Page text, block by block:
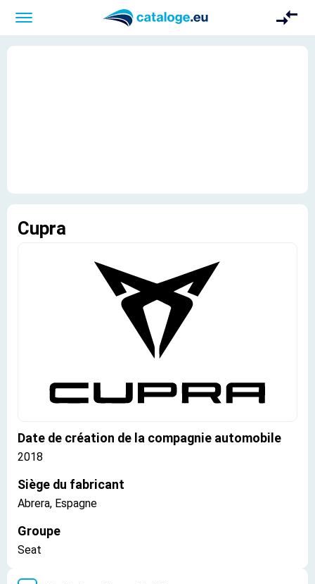
Cupra
Date de création de la compagnie automobile
2018
Siège du fabricant
Abrera, Espagne
Groupe
Seat